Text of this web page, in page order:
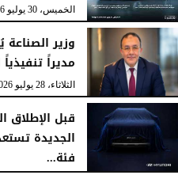
الخميس، 30 يوليو 2026
وزير الصناعة
مديراً
الثلاثاء، 28 يوليو 2026
الجديدة
فئة...